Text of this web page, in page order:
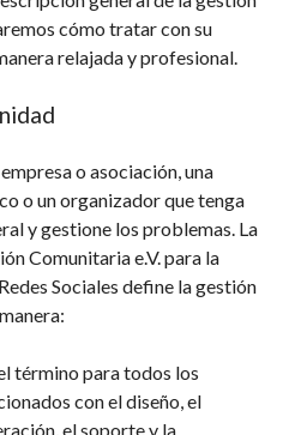
cómo tratar con su
relajada y profesional.
o asociación, una
o un organizador que tenga
y gestione los problemas. La
Comunitaria e.V. para la
Sociales define la gestión
término para todos los
con el diseño, el
el soporte y la